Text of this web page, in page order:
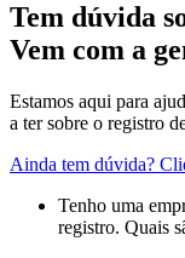
Tem dúvida
Vem com a
Estamos aqui para
a ter sobre o registro
Ainda tem dúvida?
Tenho uma
registro. Quais